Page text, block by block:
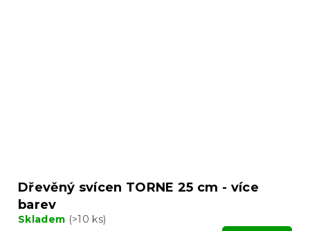
Dřevěný svícen TORNE 25 cm - více
barev
Skladem (>10 ks)